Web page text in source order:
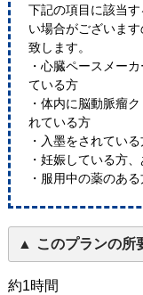
下記の項目に該当
い場合がございま
致します。
・心臓ペースメー
ている方
・体内に脳動脈瘤
れている方
・入墨をされてい
・妊娠している方
・服用中の薬のあ
このプランの所
約1時間